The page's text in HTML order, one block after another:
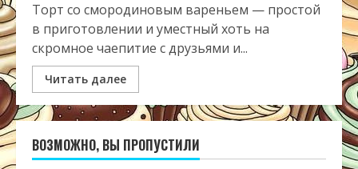
Торт со смородиновым вареньем — простой
в приготовлении и уместный хоть на
скромное чаепитие с друзьями и...
Читать далее
ВОЗМОЖНО, ВЫ ПРОПУСТИЛИ